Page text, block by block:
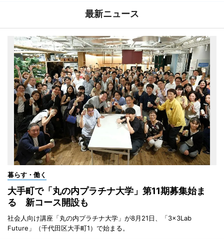
最新ニュース
暮らす・働く
大手町で「丸の内プラチナ大学」第11期募集始ま
る 新コース開設も
社会人向け講座「丸の内プラチナ大学」が8月21日、「3×3Lab
Future」（千代田区大手町1）で始まる。